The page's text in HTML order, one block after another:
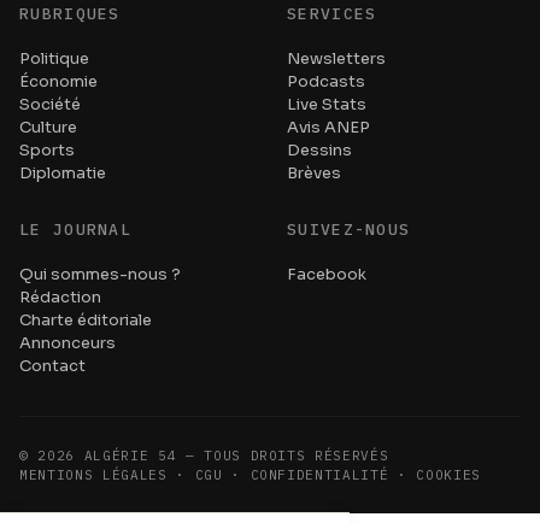
RUBRIQUES
Politique
Économie
Société
Culture
Sports
Diplomatie
SERVICES
Newsletters
Podcasts
Live Stats
Avis ANEP
Dessins
Brèves
LE JOURNAL
Qui sommes-nous ?
Rédaction
Charte éditoriale
Annonceurs
Contact
SUIVEZ-NOUS
Facebook
© 2026
ALGÉRIE 54 — TOUS DROITS RÉSERVÉS
MENTIONS LÉGALES · CGU · CONFIDENTIALITÉ · COOKIES